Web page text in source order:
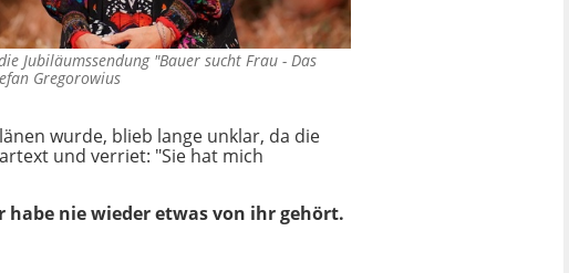
Jubiläumssendung "Bauer sucht Frau - Das
Gregorowius
wurde, blieb lange unklar, da die
und verriet: "Sie hat mich
habe nie wieder etwas von ihr gehört.